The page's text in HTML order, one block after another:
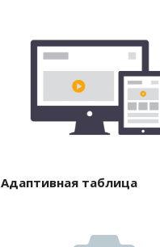
Адаптивная таблица